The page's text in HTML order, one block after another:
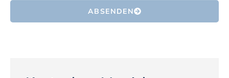
ABSENDEN